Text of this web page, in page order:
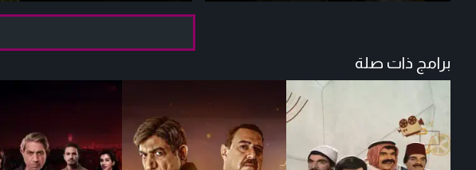
برامج ذات صلة